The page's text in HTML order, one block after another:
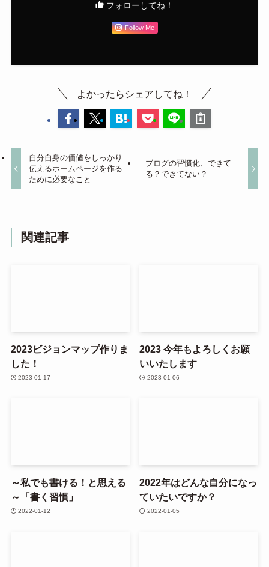
フォローしてね！
Follow Me
よかったらシェアしてね！
自分自身の価値をしっかり
伝えるホームページを作る
ために必要なこと
ブログの習慣化、できて
る？できてない？
関連記事
2023ビジョンマップ作りま
した！
2023-01-17
2023 今年もよろしくお願
いいたします
2023-01-06
～私でも書ける！と思える
～「書く習慣」
2022-01-12
2022年はどんな自分になっ
ていたいですか？
2022-01-05